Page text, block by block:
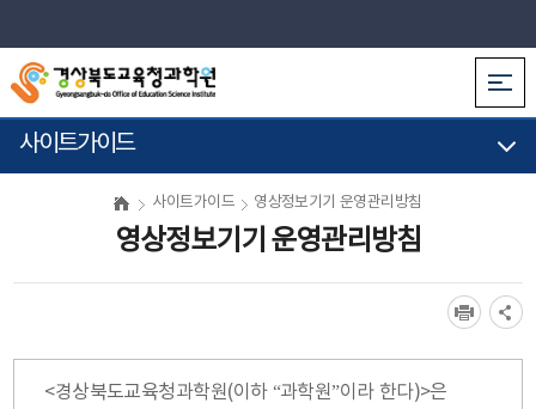
사이트가이드
사이트가이드 영상정보기기 운영관리방침
영상정보기기 운영관리방침
<경상북도교육청과학원(이하 “과학원”이라 한다)>은